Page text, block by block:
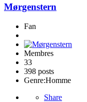
Mørgenstern
Fan
Membres
33
398 posts
Genre:Homme
Share